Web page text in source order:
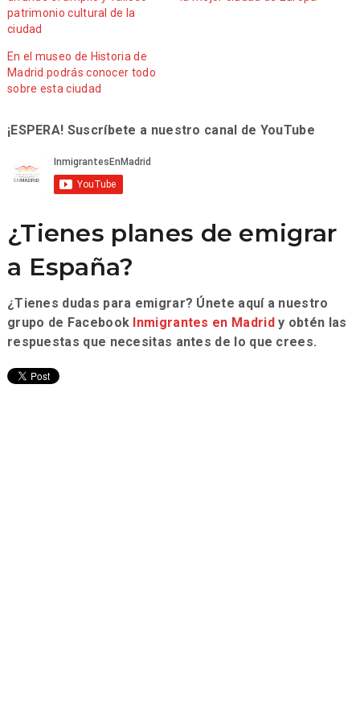
patrimonio cultural de la
ciudad
En el museo de Historia de
Madrid podrás conocer todo
sobre esta ciudad
¡ESPERA! Suscríbete a nuestro canal de YouTube
¿Tienes planes de emigrar
a España?
¿Tienes dudas para emigrar? Únete aquí a nuestro
grupo de Facebook Inmigrantes en Madridy obtén las
respuestas que necesitas antes de lo que crees.